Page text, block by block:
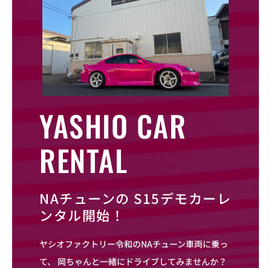
YASHIO CAR
RENTAL
NAチューンの S15デモカーレ
ンタル開始！
ヤシオファクトリー令和のNAチューン車両に乗っ
て、 岡ちゃんと一緒にドライブしてみませんか？